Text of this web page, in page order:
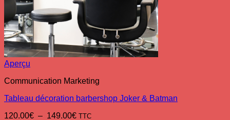
Aperçu
Communication Marketing
Tableau décoration barbershop Joker & Batman
120.00€ – 149.00€Plage
TTC